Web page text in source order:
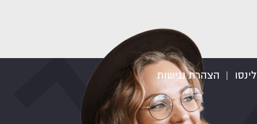
לינסו | הצהרת נגישות